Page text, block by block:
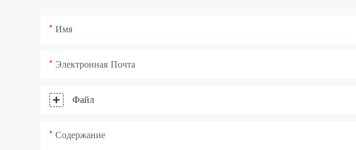
Имя
Электронная Почта
Файл
Содержание